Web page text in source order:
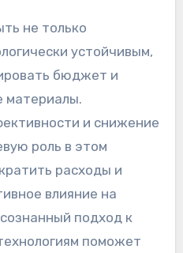
устойчивым,
бюджет и
материалы.
и снижение
роль в этом
расходы и
влияние на
подход к
поможет